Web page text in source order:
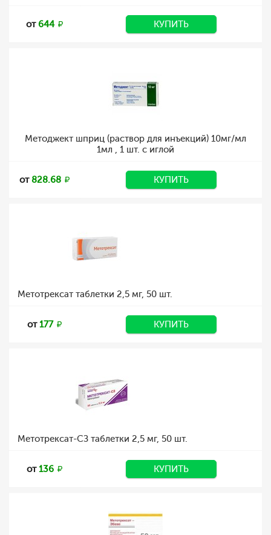
от644 КУПИТЬ
Методжект шприц (раствор для инъекций) 10мг/мл
1мл , 1 шт. с иглой
от828.68 КУПИТЬ
Метотрексат таблетки 2,5 мг, 50 шт.
от177 КУПИТЬ
Метотрексат-СЗ таблетки 2,5 мг, 50 шт.
от136 КУПИТЬ